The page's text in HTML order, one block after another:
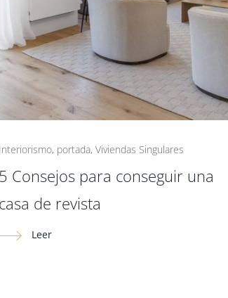
Interiorismo, portada, Viviendas Singulares
5 Consejos para conseguir una
casa de revista
Leer